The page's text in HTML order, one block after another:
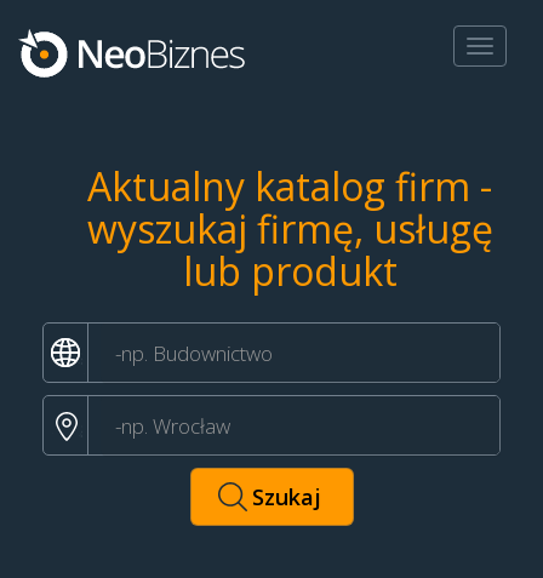
Toggle
Aktualny katalog firm -
wyszukaj firmę, usługę
lub produkt